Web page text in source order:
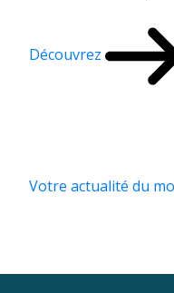
Découvrez
Votre actualité du